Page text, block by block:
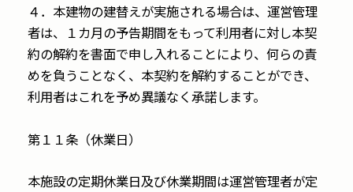
４．本建物の建替えが実施される場合は、運営管理
者は、１カ月の予告期間をもって利用者に対し本契
約の解約を書面で申し入れることにより、何らの責
めを負うことなく、本契約を解約することができ、
利用者はこれを予め異議なく承諾します。
第１１条（休業日）
本施設の定期休業日及び休業期間は運営管理者が定